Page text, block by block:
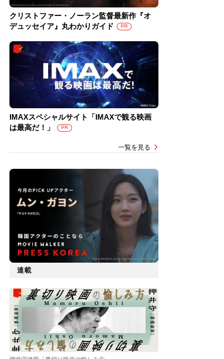
クリストファー・ノーラン監督最新作『オ
デュッセイア』丸わかりガイド
PR
IMAXスペシャルサイト「IMAXで観る映画
は最高だ！」
PR
一覧を見る
連載